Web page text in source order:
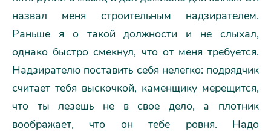
назвал меня строительным надзирателем.
Раньше я о такой должности и не слыхал,
однако быстро смекнул, что от меня требуется.
Надзирателю поставить себя нелегко: подрядчик
считает тебя выскочкой, каменщику мерещится,
что ты лезешь не в свое дело, а плотник
воображает, что он тебе ровня. Надо